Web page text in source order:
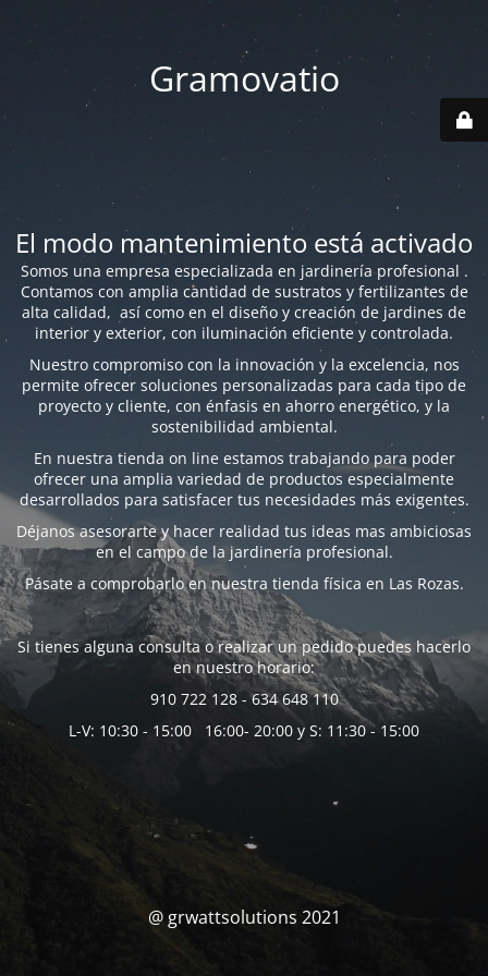
Gramovatio
El modo mantenimiento está activado
Somos una empresa especializada en jardinería profesional .
Contamos con amplia cantidad de sustratos y fertilizantes de
alta calidad, así como en el diseño y creación de jardines de
interior y exterior, con iluminación eficiente y controlada.
Nuestro compromiso con la innovación y la excelencia, nos
permite ofrecer soluciones personalizadas para cada tipo de
proyecto y cliente, con énfasis en ahorro energético, y la
sostenibilidad ambiental.
En nuestra tienda on line estamos trabajando para poder
ofrecer una amplia variedad de productos especialmente
desarrollados para satisfacer tus necesidades más exigentes.
Déjanos asesorarte y hacer realidad tus ideas mas ambiciosas
en el campo de la jardinería profesional.
Pásate a comprobarlo en nuestra tienda física en Las Rozas.
Si tienes alguna consulta o realizar un pedido puedes hacerlo
en nuestro horario:
910 722 128 - 634 648 110
L-V: 10:30 - 15:00 16:00- 20:00 y S: 11:30 - 15:00
@ grwattsolutions 2021